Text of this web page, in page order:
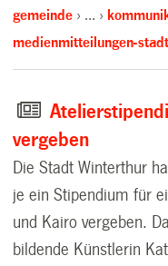
gemeinde …
medienmitteilungen-
vergeben
Die Stadt Winterthur
je ein Stipendium für
und Kairo vergeben.
bildende Künstlerin